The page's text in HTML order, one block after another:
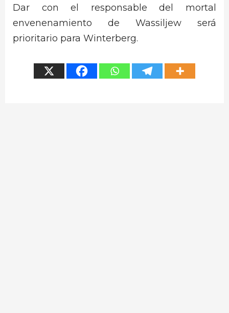
Dar con el responsable del mortal
envenenamiento de Wassiljew será
prioritario para Winterberg.